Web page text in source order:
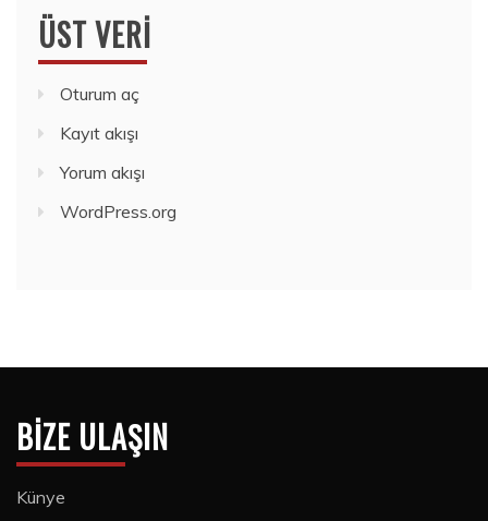
ÜST VERI
Oturum aç
Kayıt akışı
Yorum akışı
WordPress.org
BIZE ULAŞIN
Künye